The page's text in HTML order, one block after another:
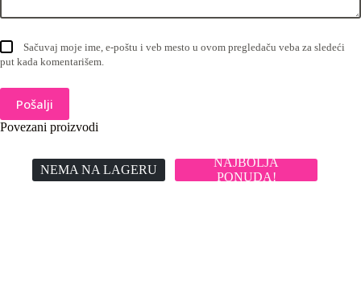
Sačuvaj moje ime, e-poštu i veb mesto u ovom pregledaču veba za sledeći
put kada komentarišem.
Pošalji
Povezani proizvodi
NEMA NA LAGERU
NAJBOLJA
PONUDA!